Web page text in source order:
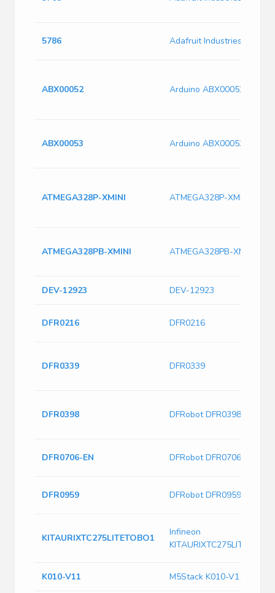
5786 Adafruit Industries 5786
ABX00052 Arduino ABX00052
ABX00053 Arduino ABX00053
ATMEGA328P-XMINI ATMEGA328P-XMINI
ATMEGA328PB-XMINI ATMEGA328PB-XMINI
DEV-12923 DEV-12923
DFR0216 DFR0216
DFR0339 DFR0339
DFR0398 DFRobot DFR0398
DFR0706-EN DFRobot DFR0706-EN
DFR0959 DFRobot DFR0959
KITAURIXTC275LITETOBO1
Infineon
K010-V11 M5Stack K010-V11